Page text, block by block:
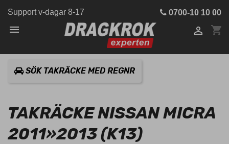
Support v-dagar 8-17 0700-10 10 00
 shopping_cart

SÖK TAKRÄCKE MED REGNR
TAKRÄCKE NISSAN MICRA
2011»2013 (K13)